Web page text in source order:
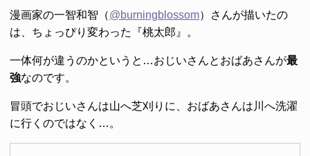
漫画家の一智和智（@burningblossom）さんが描いたの
は、ちょっぴり変わった『桃太郎』。
一体何が違うのかというと…おじいさんとおばあさんが最
強なのです。
冒頭でおじいさんは山へ芝刈りに、おばあさんは川へ洗濯
に行くのではなく…。